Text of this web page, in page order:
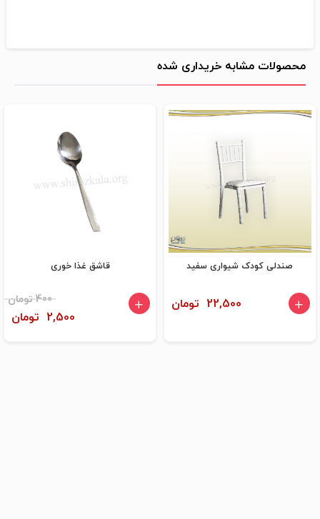
محصولات مشابه خریداری شده
صندلی کودک شیواری سفید
22,500 تومان
قاشق غذا خوری
400 تومان
2,500 تومان